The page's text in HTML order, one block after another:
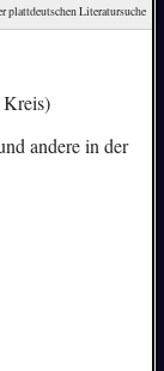
plattdeutschen Literatursuche
andere in der